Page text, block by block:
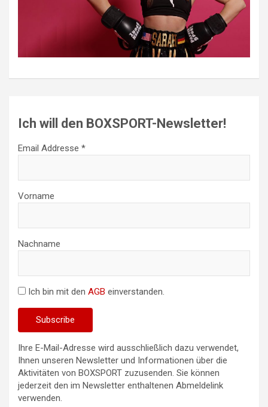
Ich will den BOXSPORT-Newsletter!
Email Addresse *
Vorname
Nachname
Ich bin mit den AGB einverstanden.
Ihre E-Mail-Adresse wird ausschließlich dazu verwendet,
Ihnen unseren Newsletter und Informationen über die
Aktivitäten von BOXSPORT zuzusenden. Sie können
jederzeit den im Newsletter enthaltenen Abmeldelink
verwenden.